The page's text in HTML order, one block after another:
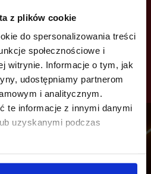
z plików cookie
do spersonalizowania treści
społecznościowe i
witrynie. Informacje o tym, jak
udostępniamy partnerom
i analitycznym.
te informacje z innymi danymi
uzyskanymi podczas
miesięcy wystarczyło,